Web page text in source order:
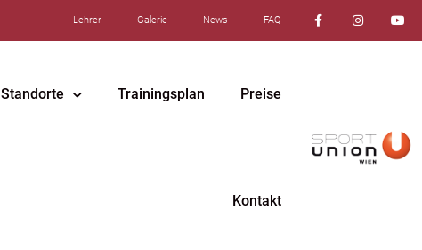
Lehrer Galerie News FAQ
Standorte Trainingsplan Preise
Kontakt